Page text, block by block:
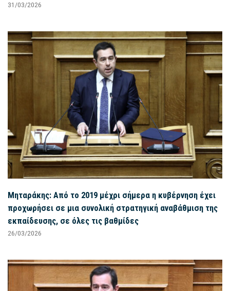
31/03/2026
Μηταράκης: Από το 2019 μέχρι σήμερα η κυβέρνηση έχει
προχωρήσει σε μια συνολική στρατηγική αναβάθμιση της
εκπαίδευσης, σε όλες τις βαθμίδες
26/03/2026